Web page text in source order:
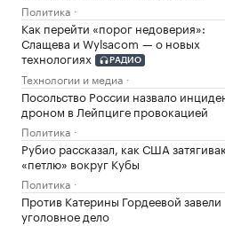
Политика
Как перейти «порог недоверия»:
Слащева и Wylsacom — о новых
технологиях
РАДИО
Технологии и медиа
Посольство России назвало
дроном в Лейпциге провокацией
Политика
Рубио рассказал, как США
«петлю» вокруг Кубы
Политика
Против Катерины Гордеевой завели
уголовное дело